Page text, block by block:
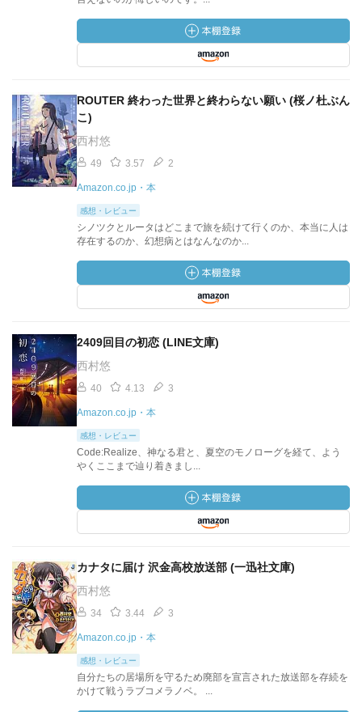
ROUTER 終わった世界と終わらない願い (桜ノ杜ぶん
こ)
西村悠
49 3.57 2
Amazon.co.jp・本
感想・レビュー
シノツクとルータはどこまで旅を続けて行くのか、本当に人は
存在するのか、幻想病とはなんなのか...
2409回目の初恋 (LINE文庫)
西村悠
40 4.13 3
Amazon.co.jp・本
感想・レビュー
Code:Realize、神なる君と、夏空のモノローグを経て、よう
やくここまで辿り着きまし...
カナタに届け 沢金高校放送部 (一迅社文庫)
西村悠
34 3.44 3
Amazon.co.jp・本
感想・レビュー
自分たちの居場所を守るため廃部を宣言された放送部を存続を
かけて戦うラブコメラノベ。 ...